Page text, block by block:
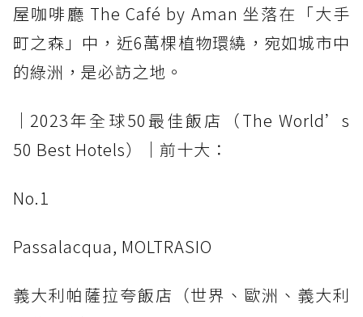
屋咖啡廳 The Café by Aman 坐落在「大手
町之森」中，近6萬棵植物環繞，宛如城市中
的綠洲，是必訪之地。
│2023年全球50最佳飯店（The World’s
50 Best Hotels）│前十大：
No.1
Passalacqua, MOLTRASIO
義大利帕薩拉夸飯店（世界、歐洲、義大利